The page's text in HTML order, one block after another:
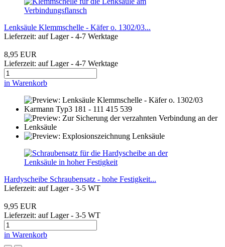
Lenksäule Klemmschelle - Käfer o. 1302/03...
Lieferzeit: auf Lager - 4-7 Werktage
8,95 EUR
Lieferzeit: auf Lager - 4-7 Werktage
in Warenkorb
Hardyscheibe Schraubensatz - hohe Festigkeit...
Lieferzeit: auf Lager - 3-5 WT
9,95 EUR
Lieferzeit: auf Lager - 3-5 WT
in Warenkorb